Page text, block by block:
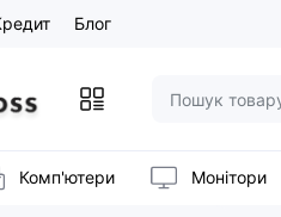
Блог
Комп'ютери Монітори